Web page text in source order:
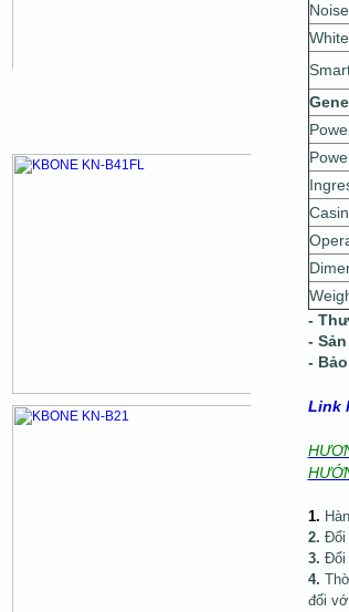
-
-
-
Link
1.
2. Đổi
3. Đổi
4.
đối